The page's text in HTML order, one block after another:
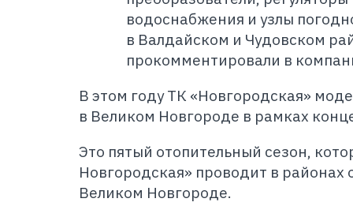
водоснабжения и узлы
в Валдайском и Чудовском
прокомментировали в
В этом году ТК «Новгородская»
в Великом Новгороде в рамках
Это пятый отопительный сезон,
Новгородская» проводит в районах
Великом Новгороде.